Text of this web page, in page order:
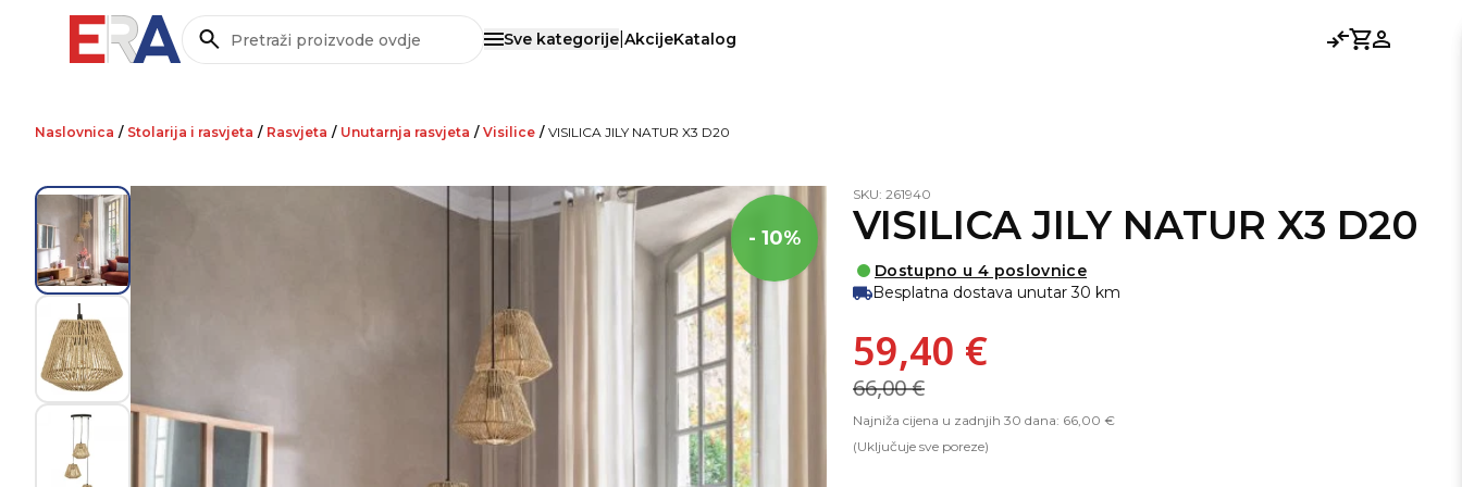
Pretraži Otvori menu
Sve kategorije AkcijeKatalog
Usporedi
Košarica
Prijavi se
Naslovnica / Stolarija i rasvjeta / Rasvjeta / Unutarnja rasvjeta / Visilice / VISILICA JILY NATUR X3 D20
- 10%
SKU: 261940
VISILICA JILY NATUR X3 D20
Dostupno u 4 poslovnice
Besplatna dostava unutar 30 km
59,40 €
66,00 €
Najniža cijena u zadnjih 30 dana: 66,00 €
(Uključuje sve poreze)